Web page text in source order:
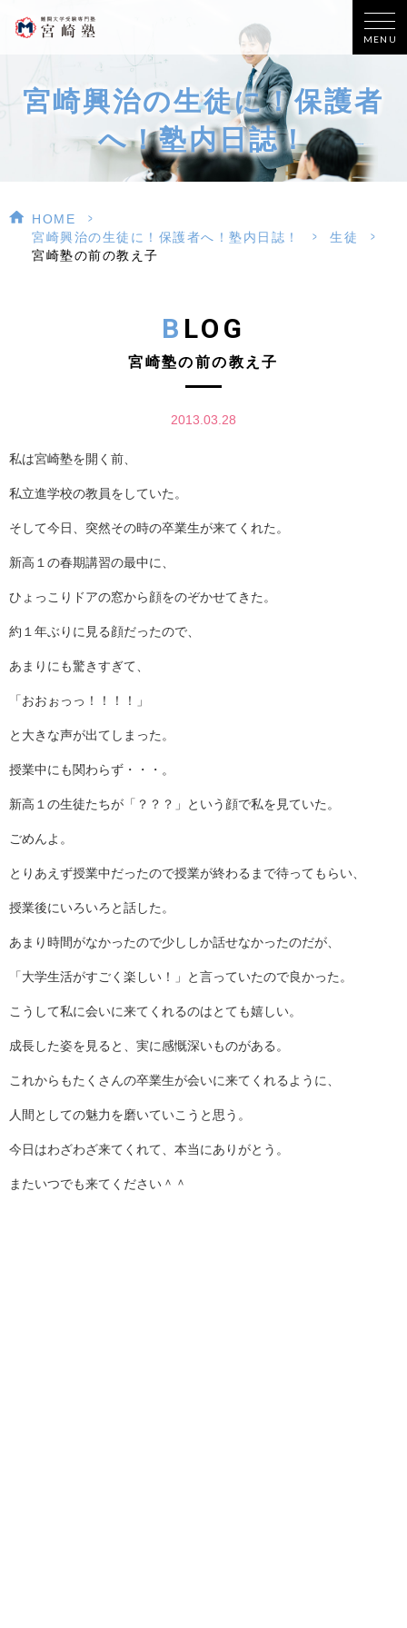
MENU
宮崎興治の生徒に！保護者
へ！塾内日誌！
HOME
>
宮崎興治の生徒に！保護者へ！塾内日誌！
> 生徒
>
宮崎塾の前の教え子
BLOG
宮崎塾の前の教え子
2013.03.28
私は宮崎塾を開く前、
私立進学校の教員をしていた。
そして今日、突然その時の卒業生が来てくれた。
新高１の春期講習の最中に、
ひょっこりドアの窓から顔をのぞかせてきた。
約１年ぶりに見る顔だったので、
あまりにも驚きすぎて、
「おおぉっっ！！！！」
と大きな声が出てしまった。
授業中にも関わらず・・・。
新高１の生徒たちが「？？？」という顔で私を見ていた。
ごめんよ。
とりあえず授業中だったので授業が終わるまで待ってもらい、
授業後にいろいろと話した。
あまり時間がなかったので少ししか話せなかったのだが、
「大学生活がすごく楽しい！」と言っていたので良かった。
こうして私に会いに来てくれるのはとても嬉しい。
成長した姿を見ると、実に感慨深いものがある。
これからもたくさんの卒業生が会いに来てくれるように、
人間としての魅力を磨いていこうと思う。
今日はわざわざ来てくれて、本当にありがとう。
またいつでも来てください＾＾